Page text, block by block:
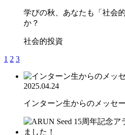
学びの秋、あなたも「社会
か？
社会的投資
1 2 3
2025.04.24
インターン生からのメッセ